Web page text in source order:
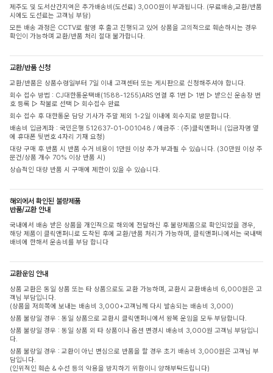
제주도 및 도서산간지역은 추가배송비(도선료) 3,000원이 부과됩니다. (무료배송,교환/반품
시에도 도선료는 고객님 부담)
모든 배송 과정은 CCTV로 촬영 후 출고 진행되고 있어 상품을 고의적으로 훼손하시는 경우
확인이 가능하며 교환/반품 처리 절대 불가합니다.
교환/반품 신청
교환/반품은 상품수령일부터 7일 이내 고객센터 또는 게시판으로 신청해주셔야 합니다.
회수 접수 방법 : CJ대한통운택배(1588-1255)ARS 연결 후 1번 ▷ 1번 ▷ 받으신 운송장 번
호 등록 ▷ 착불로 선택 ▷ 회수접수 완료
회수 접수 후 대한통운 담당 기사가 주말 제외 1-2일 이내에 회수지로 방문합니다.
배송비 입금계좌 : 국민은행 512637-01-001048 / 예금주 : (주)클릭앤퍼니 (입금자명 옆
에 휴대폰 뒷번호 4자리 기재 요청)
대량 구매 후 반품 시 반품 수거 비용이 1만원 이상 추가 부과될 수 있습니다. (30만원 이상 주
문건/상품 개수 70% 이상 반품 시)
상습적인 대량 반품 시 구매에 제한이 있을 수 있습니다.
해외에서 확인된 불량제품
반품/교환 안내
국내에서 배송 받은 상품을 개인적으로 해외에 전달하신 후 불량제품으로 확인되었을 경우,
해당 제품이 클릭앤퍼니로 도착된 후에 교환/반품 처리가 가능하며, 클릭앤퍼니에서는 국내택
배비에 한해서 운송비를 부담 합니다
교환운임 안내
상품 교환은 동일 상품 또는 타 상품으로도 교환 가능하며, 교환시 교환배송비 6,000원은 고
객님 부담입니다.
(상품을 저희쪽에 보내는 배송비 3,000+고객님께 다시 발송되는 배송비 3,000)
상품 불량일 경우 : 동일 상품으로 교환시 클릭앤퍼니에서 왕복 운임을 모두 부담합니다.
상품 불량일 경우 : 동일 상품 외 타 상품이나 옵션 변경시 배송비 3,000원 고객님 부담입니
다.
상품 불량일 경우 : 교환이 아닌 변심으로 반품을 할 경우 초기 배송비 3,000원은 고객님 부
담입니다.
(인위적인 훼손 & 수선 등의 악용을 방지하기 위함이니 양해부탁드립니다)